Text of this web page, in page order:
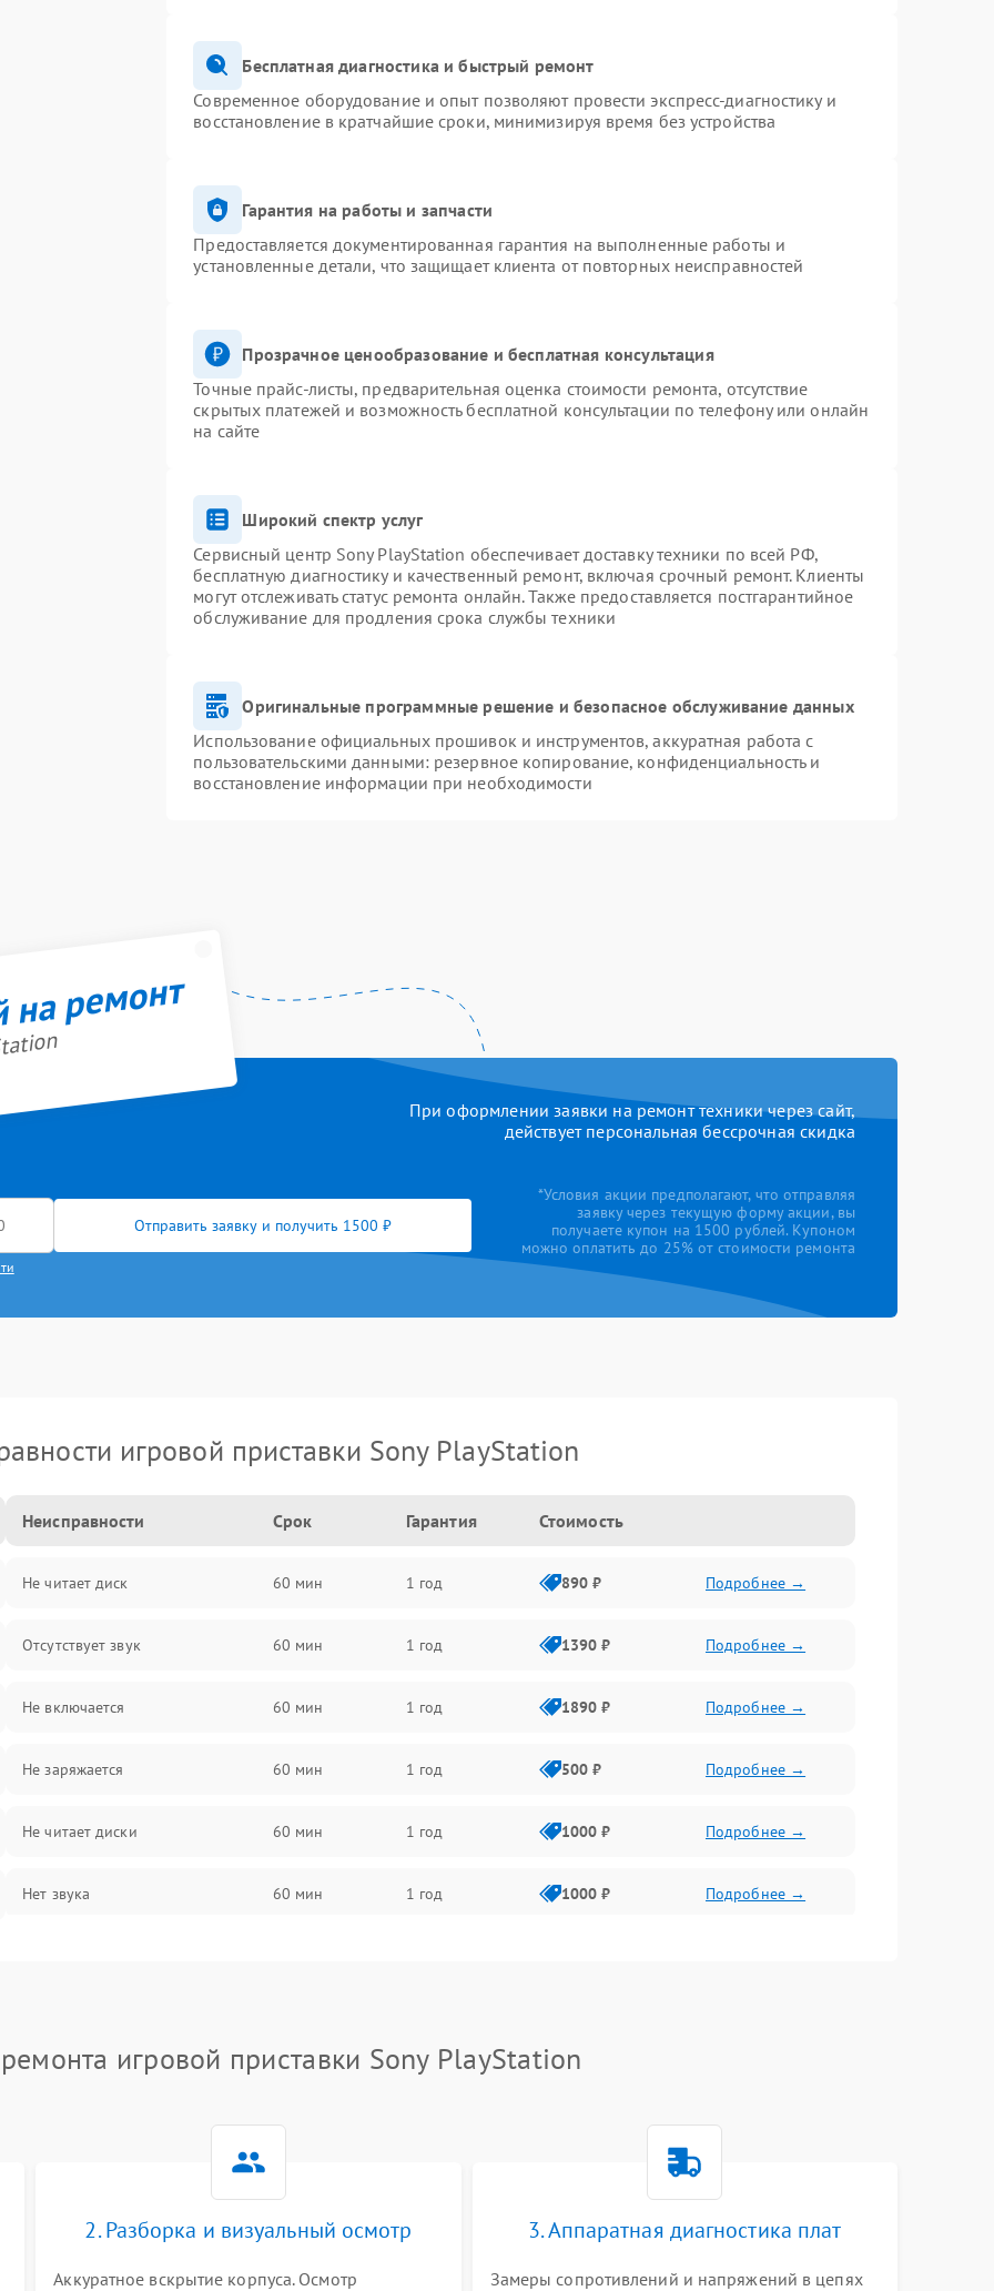
Бесплатная диагностика и быстрый ремонт
Современное оборудование и опыт позволяют провести экспресс-диагностику и
восстановление в кратчайшие сроки, минимизируя время без устройства
Гарантия на работы и запчасти
Предоставляется документированная гарантия на выполненные работы и
установленные детали, что защищает клиента от повторных неисправностей
Прозрачное ценообразование и бесплатная консультация
Точные прайс-листы, предварительная оценка стоимости ремонта, отсутствие
скрытых платежей и возможность бесплатной консультации по телефону или онлайн
на сайте
Широкий спектр услуг
Сервисный центр Sony PlayStation обеспечивает доставку техники по всей РФ,
бесплатную диагностику и качественный ремонт, включая срочный ремонт. Клиенты
могут отслеживать статус ремонта онлайн. Также предоставляется постгарантийное
обслуживание для продления срока службы техники
Оригинальные программные решение и безопасное обслуживание данных
Использование официальных прошивок и инструментов, аккуратная работа с
пользовательскими данными: резервное копирование, конфиденциальность и
восстановление информации при необходимости
ремонт
При оформлении заявки на ремонт техники через сайт,
действует персональная бессрочная скидка
Отправить заявку и получить 1500 ₽
*Условия акции предполагают, что отправляя
заявку через текущую форму акции, вы
получаете купон на 1500 рублей. Купоном
можно оплатить до 25% от стоимости ремонта
игровой приставки Sony PlayStation
Неисправности Срок Гарантия Стоимость
Не читает диск 60 мин 1 год 890 ₽ Подробнее →
Отсутствует звук 60 мин 1 год 1390 ₽ Подробнее →
Не включается 60 мин 1 год 1890 ₽ Подробнее →
Не заряжается 60 мин 1 год 500 ₽ Подробнее →
Не читает диски 60 мин 1 год 1000 ₽ Подробнее →
Нет звука 60 мин 1 год 1000 ₽ Подробнее →
игровой приставки Sony PlayStation
2. Разборка и визуальный осмотр
Аккуратное вскрытие корпуса. Осмотр
3. Аппаратная диагностика плат
Замеры сопротивлений и напряжений в цепях